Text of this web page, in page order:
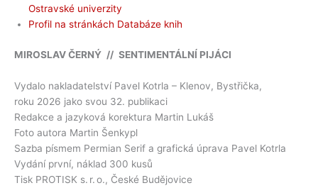
Ostravské univerzity
Profil na stránkách Databáze knih
MIROSLAV ČERNÝ // SENTIMENTÁLNÍ PIJÁCI
Vydalo nakladatelství Pavel Kotrla – Klenov, Bystřička,
roku 2026 jako svou 32. publikaci
Redakce a jazyková korektura Martin Lukáš
Foto autora Martin Šenkypl
Sazba písmem Permian Serif a grafická úprava Pavel Kotrla
Vydání první, náklad 300 kusů
Tisk PROTISK s. r. o., České Budějovice